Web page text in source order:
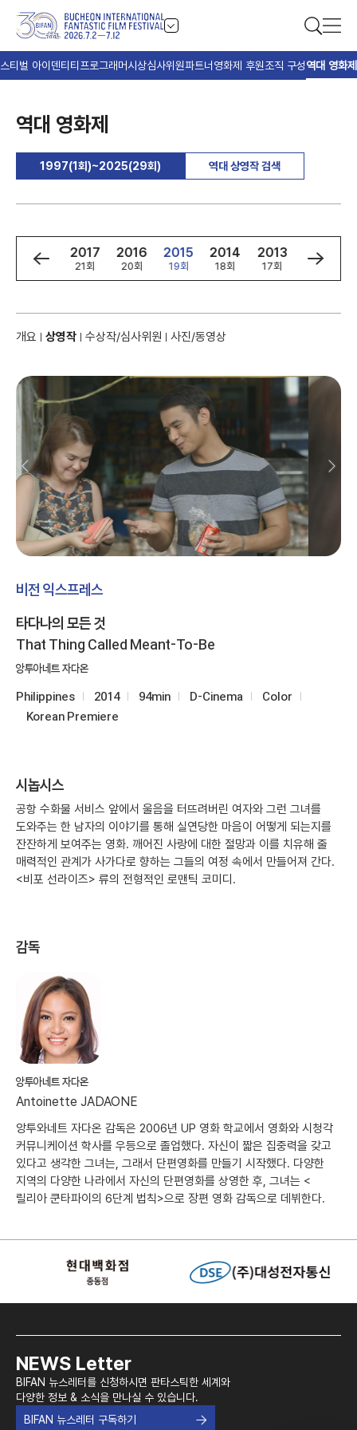
티벌 아이덴티티 프로그래머시상심사위원파트너 영화제 후원조직 구성역대 영화제
역대 영화제
1997(1회)~2025(29회) 역대 상영작 검색
2018
22회
2017
21회
2016
20회
2015
19회
2014
18회
2013
17회
2012
16회
개요 상영작 수상작/심사위원 사진/동영상
비전 익스프레스
타다나의 모든 것
That Thing Called Meant-To-Be
앙투아네트 자다온
Philippines 2014 94min D-Cinema
Color
Korean Premiere
시놉시스
공항 수화물 서비스 앞에서 울음을 터뜨려버린 여자와 그런 그녀를
도와주는 한 남자의 이야기를 통해 실연당한 마음이 어떻게 되는지를
잔잔하게 보여주는 영화. 깨어진 사랑에 대한 절망과 이를 치유해 줄
매력적인 관계가 사가다로 향하는 그들의 여정 속에서 만들어져 간다.
<비포 선라이즈> 류의 전형적인 로맨틱 코미디.
감독
앙투아네트 자다온
Antoinette JADAONE
앙투와네트 자다온 감독은 2006년 UP 영화 학교에서 영화와 시청각
커뮤니케이션 학사를 우등으로 졸업했다. 자신이 짧은 집중력을 갖고
있다고 생각한 그녀는, 그래서 단편영화를 만들기 시작했다. 다양한
지역의 다양한 나라에서 자신의 단편영화를 상영한 후, 그녀는 <
릴리아 쿤타파이의 6단계 법칙>으로 장편 영화 감독으로 데뷔한다.
NEWS Letter
BIFAN 뉴스레터를 신청하시면 판타스틱한 세계와
다양한 정보 & 소식을 만나실 수 있습니다.
BIFAN 뉴스레터 구독하기